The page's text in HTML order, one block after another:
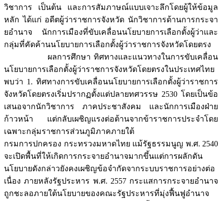
วิชาการ เป็นต้น และการสัมภาษณ์แบบเจาะลึกโดยผู้ให้ข้อมูล
หลัก ได้แก่ อดีตผู้ว่าราชการจังหวัด นักวิชาการด้านการกระจา
ยอำนาจ นักการเมืองที่ขับเคลื่อนนโยบายการเลือกตั้งผู้ว่าและ
กลุ่มที่คัดค้านนโยบายการเลือกตั้งผู้ว่าราชการจังหวัดโดยตรง
ผลการศึกษา ทิศทางและแนวทางในการขับเคลื่อน
นโยบายการเลือกตั้งผู้ว่าราชการจังหวัดโดยตรงในประเทศไทย
พบว่า 1. ทิศทางการขับเคลื่อนนโยบายการเลือกตั้งผู้ว่าราชการ
จังหวัดโดยตรงเริ่มปรากฏตั้งแต่ปลายทศวรรษ 2530 โดยเป็นข้อ
เสนอจากนักวิชาการ ภาคประชาสังคม และนักการเมืองฝ่าย
ก้าวหน้า แต่กลับเผชิญแรงต่อต้านจากข้าราชการประจำโดย
เฉพาะกลุ่มราชการส่วนภูมิภาคภายใต้
กรมการปกครอง กระทรวงมหาดไทย แม้รัฐธรรมนูญ พ.ศ. 2540
จะเปิดพื้นที่ให้เกิดการกระจายอำนาจมากขึ้นแต่การผลักดัน
นโยบายดังกล่าวยังคงเผชิญข้อจำกัดจากระบบราชการอย่างต่อ
เนื่อง ภายหลังรัฐประหาร พ.ศ. 2557 กระแสการกระจายอำนาจ
ถูกชะลอภายใต้นโยบายของคณะรัฐประหารที่มุ่งฟื้นฟูอำนาจ